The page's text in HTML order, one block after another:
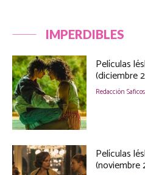
IMPERDIBLES
Películas
(diciembre
Redacción
Películas
(noviembre